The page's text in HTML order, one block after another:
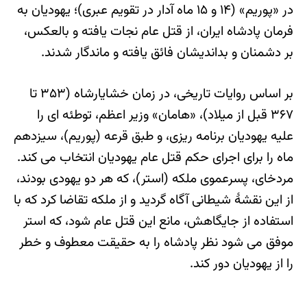
در «پوریم» (۱۴ و ۱۵ ماه آدار در تقویم عبری)؛ یهودیان به
فرمان پادشاه ایران، از قتل عام نجات یافته و بالعکس،
بر دشمنان و بداندیشان فائق یافته و ماندگار شدند.
بر اساس روایات تاریخی، در زمان خشایارشاه (۳۵۳ تا
۳۶۷ قبل از میلاد)، «هامان» وزیر اعظم، توطئه ای را
علیه یهودیان برنامه ریزی، و طبق قرعه (پوریم)، سیزدهم
ماه را برای اجرای حکم قتل عام یهودیان انتخاب می کند.
مردخای، پسرعموی ملکه (استر)، که هر دو یهودی بودند،
از این نقشهٔ شیطانی آگاه گردید و از ملکه تقاضا کرد که با
استفاده از جایگاهش، مانع این قتل عام شود، که استر
موفق می شود نظر پادشاه را به حقیقت معطوف و خطر
را از یهودیان دور کند.